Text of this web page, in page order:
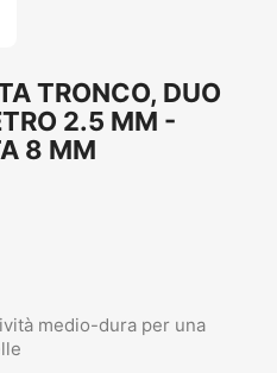
TRONCO, DUO
2.5 MM -
8 MM
medio-dura per una